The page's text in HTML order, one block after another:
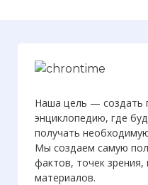
Наша цель — создать
энциклопедию, где
получать
Мы создаем самую
фактов, точек
материалов.